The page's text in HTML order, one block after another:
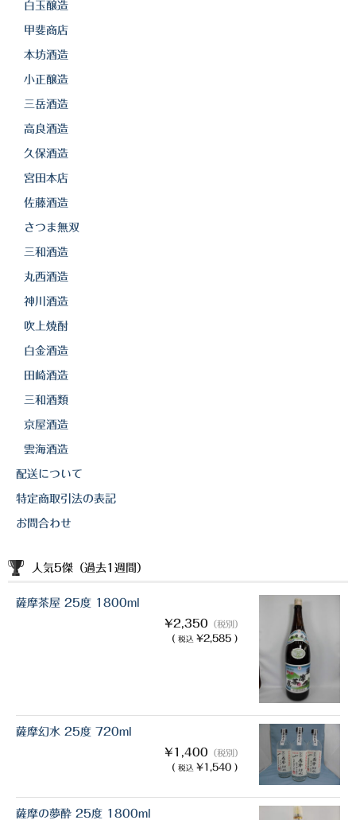
田崎酒造
京屋酒造
雲海酒造
特定商取引法の表記
お問合わせ
白玉醸造
甲斐商店
本坊酒造
小正醸造
三岳酒造
高良酒造
久保酒造
宮田本店
佐藤酒造
さつま無双
三和酒造
丸西酒造
神川酒造
吹上焼酎
白金酒造
田崎酒造
三和酒類
京屋酒造
雲海酒造
配送について
特定商取引法の表記
お問合わせ
人気5傑（過去1週間）
薩摩茶屋 25度 1800ml
¥2,350 （税別）
( 税込 ¥2,585 )
薩摩幻水 25度 720ml
¥1,400 （税別）
( 税込 ¥1,540 )
薩摩の夢酔 25度 1800ml